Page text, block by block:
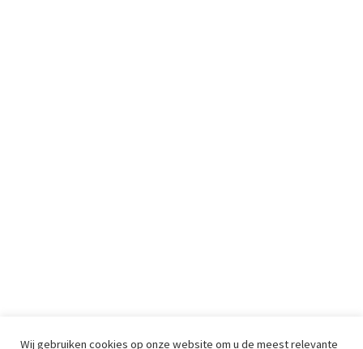
Wij gebruiken cookies op onze website om u de meest relevante